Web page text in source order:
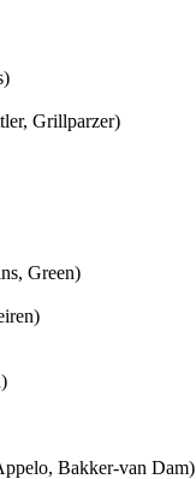
Grillparzer)
Green)
Bakker-van Dam)